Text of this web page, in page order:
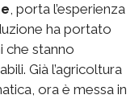
, porta l’esperienza
ha portato
che stanno
Già l’agricoltura
ora è messa in